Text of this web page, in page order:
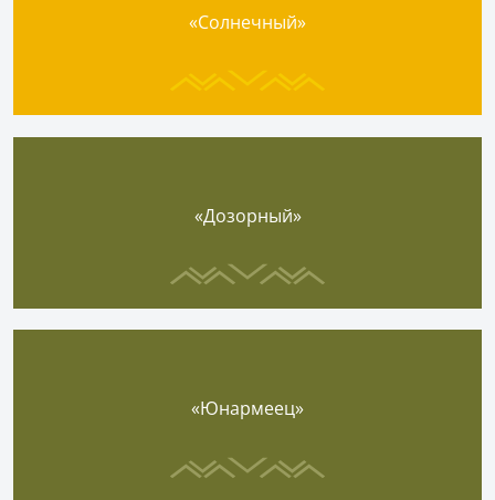
«Солнечный»
«Дозорный»
«Юнармеец»